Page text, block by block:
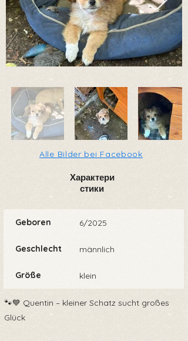
Alle Bilder bei Facebook
Характери
стики
Geboren 6/2025
Geschlecht männlich
Größe klein
🐾💙 Quentin – kleiner Schatz sucht großes
Glück